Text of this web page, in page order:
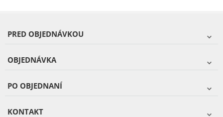
PRED OBJEDNÁVKOU
OBJEDNÁVKA
PO OBJEDNANÍ
KONTAKT